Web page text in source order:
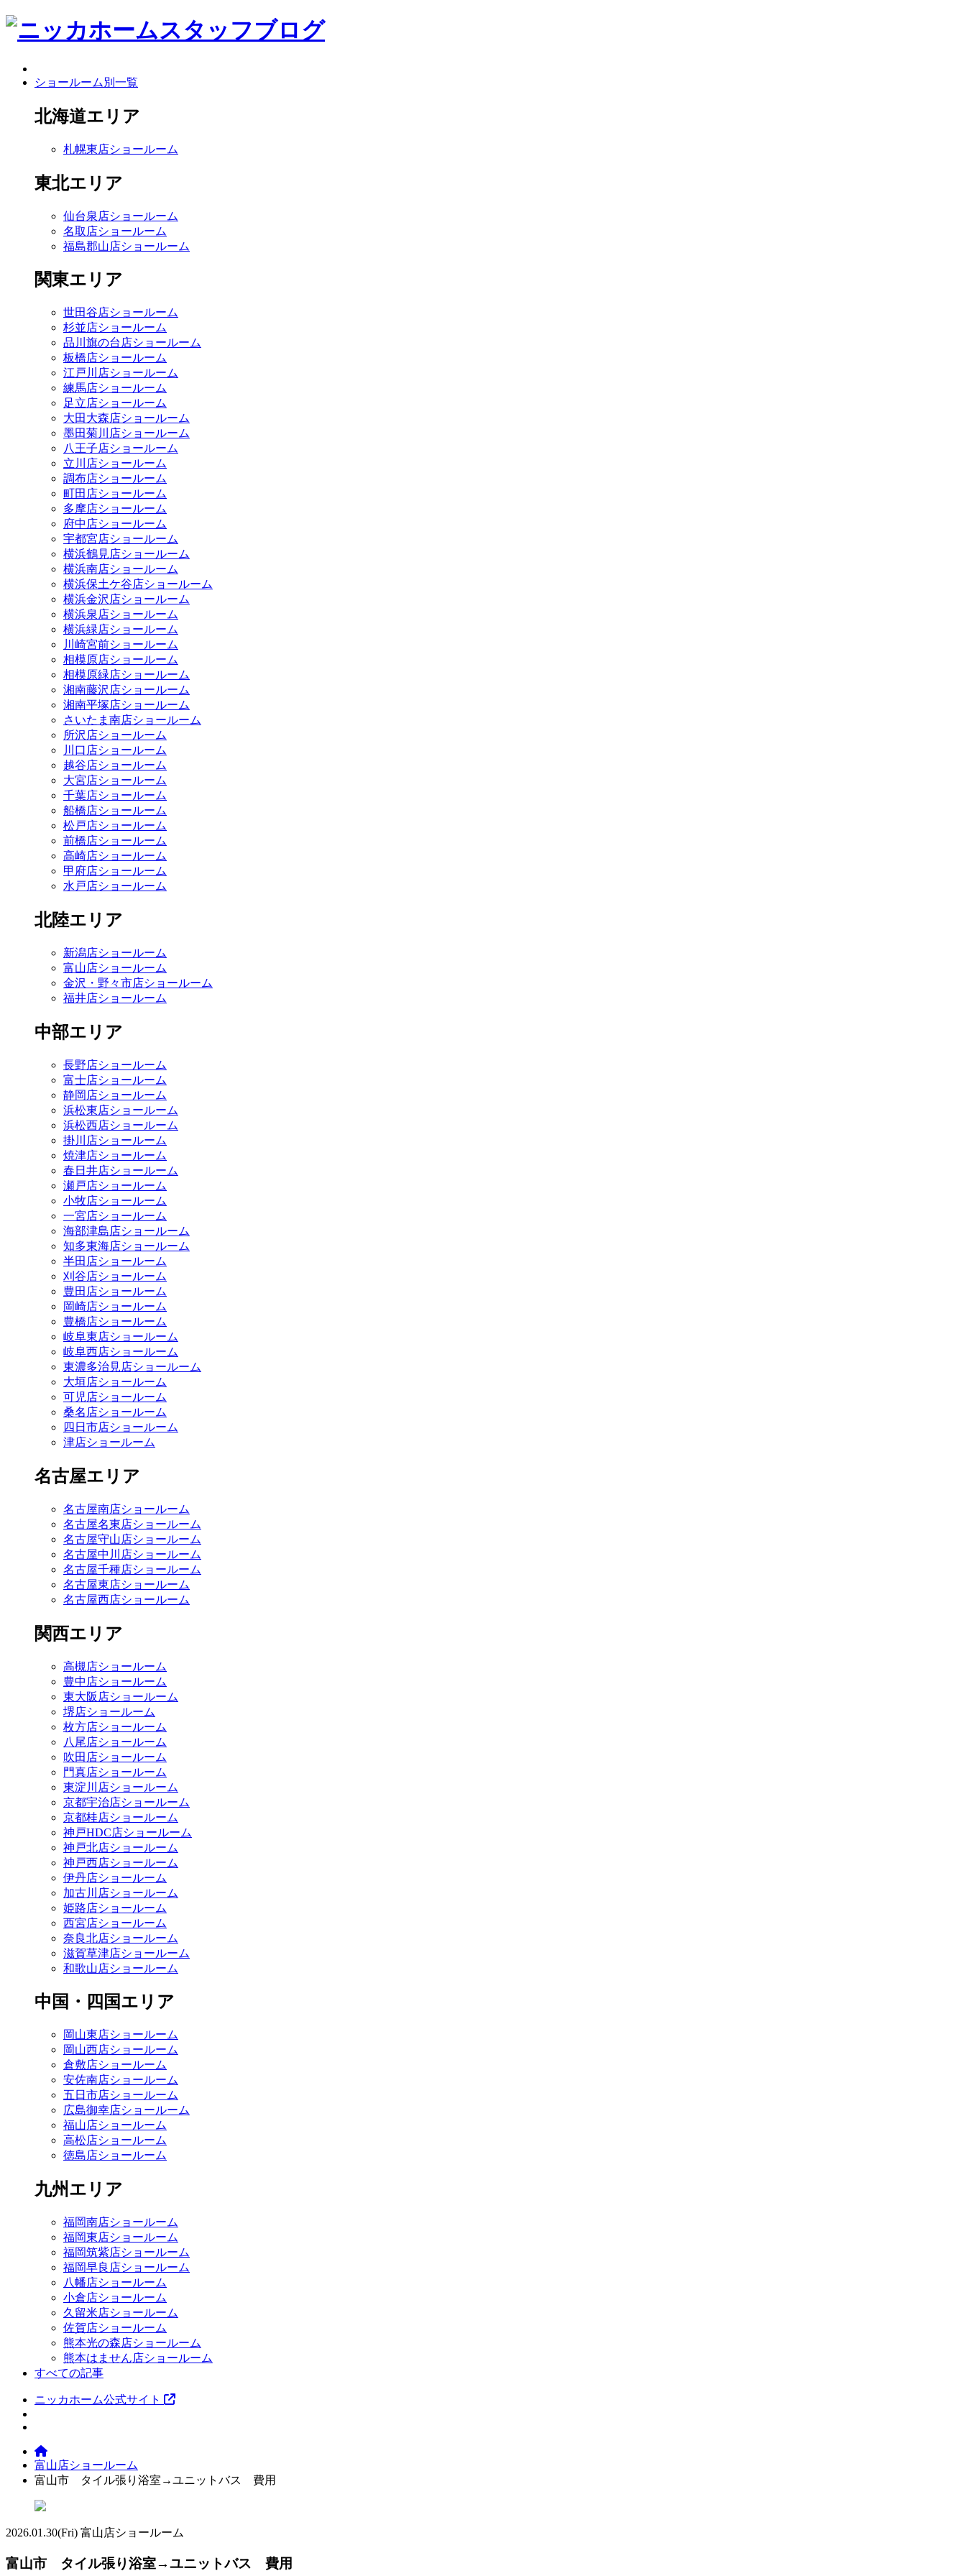
ショールーム別一覧
北海道エリア
札幌東店ショールーム
東北エリア
仙台泉店ショールーム
名取店ショールーム
福島郡山店ショールーム
関東エリア
世田谷店ショールーム
杉並店ショールーム
品川旗の台店ショールーム
板橋店ショールーム
江戸川店ショールーム
練馬店ショールーム
足立店ショールーム
大田大森店ショールーム
墨田菊川店ショールーム
八王子店ショールーム
立川店ショールーム
調布店ショールーム
町田店ショールーム
多摩店ショールーム
府中店ショールーム
宇都宮店ショールーム
横浜鶴見店ショールーム
横浜南店ショールーム
横浜保土ケ谷店ショールーム
横浜金沢店ショールーム
横浜泉店ショールーム
横浜緑店ショールーム
川崎宮前ショールーム
相模原店ショールーム
相模原緑店ショールーム
湘南藤沢店ショールーム
湘南平塚店ショールーム
さいたま南店ショールーム
所沢店ショールーム
川口店ショールーム
越谷店ショールーム
大宮店ショールーム
千葉店ショールーム
船橋店ショールーム
松戸店ショールーム
前橋店ショールーム
高崎店ショールーム
甲府店ショールーム
水戸店ショールーム
北陸エリア
新潟店ショールーム
富山店ショールーム
金沢・野々市店ショールーム
福井店ショールーム
中部エリア
長野店ショールーム
富士店ショールーム
静岡店ショールーム
浜松東店ショールーム
浜松西店ショールーム
掛川店ショールーム
焼津店ショールーム
春日井店ショールーム
瀬戸店ショールーム
小牧店ショールーム
一宮店ショールーム
海部津島店ショールーム
知多東海店ショールーム
半田店ショールーム
刈谷店ショールーム
豊田店ショールーム
岡崎店ショールーム
豊橋店ショールーム
岐阜東店ショールーム
岐阜西店ショールーム
東濃多治見店ショールーム
大垣店ショールーム
可児店ショールーム
桑名店ショールーム
四日市店ショールーム
津店ショールーム
名古屋エリア
名古屋南店ショールーム
名古屋名東店ショールーム
名古屋守山店ショールーム
名古屋中川店ショールーム
名古屋千種店ショールーム
名古屋東店ショールーム
名古屋西店ショールーム
関西エリア
高槻店ショールーム
豊中店ショールーム
東大阪店ショールーム
堺店ショールーム
枚方店ショールーム
八尾店ショールーム
吹田店ショールーム
門真店ショールーム
東淀川店ショールーム
京都宇治店ショールーム
京都桂店ショールーム
神戸HDC店ショールーム
神戸北店ショールーム
神戸西店ショールーム
伊丹店ショールーム
加古川店ショールーム
姫路店ショールーム
西宮店ショールーム
奈良北店ショールーム
滋賀草津店ショールーム
和歌山店ショールーム
中国・四国エリア
岡山東店ショールーム
岡山西店ショールーム
倉敷店ショールーム
安佐南店ショールーム
五日市店ショールーム
広島御幸店ショールーム
福山店ショールーム
高松店ショールーム
徳島店ショールーム
九州エリア
福岡南店ショールーム
福岡東店ショールーム
福岡筑紫店ショールーム
福岡早良店ショールーム
八幡店ショールーム
小倉店ショールーム
久留米店ショールーム
佐賀店ショールーム
熊本光の森店ショールーム
熊本はません店ショールーム
すべての記事
ニッカホーム公式サイト
富山店ショールーム
富山市 タイル張り浴室→ユニットバス 費用
2026.01.30(Fri) 富山店ショールーム
富山市 タイル張り浴室→ユニットバス 費用